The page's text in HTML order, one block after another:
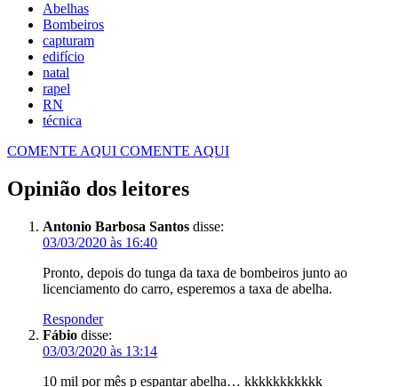
Abelhas
Bombeiros
capturam
edifício
natal
rapel
RN
técnica
COMENTE AQUI COMENTE AQUI
Opinião dos leitores
Antonio Barbosa Santos disse:
03/03/2020 às 16:40
Pronto, depois do tunga da taxa de bombeiros junto ao
licenciamento do carro, esperemos a taxa de abelha.
Responder
Fábio disse:
03/03/2020 às 13:14
10 mil por mês p espantar abelha… kkkkkkkkkkk